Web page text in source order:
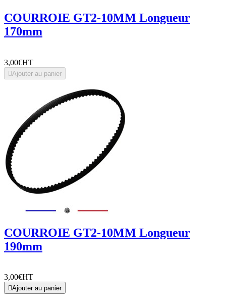
COURROIE GT2-10MM Longueur
170mm
3,00€HT
Ajouter au panier
COURROIE GT2-10MM Longueur
190mm
3,00€HT
Ajouter au panier